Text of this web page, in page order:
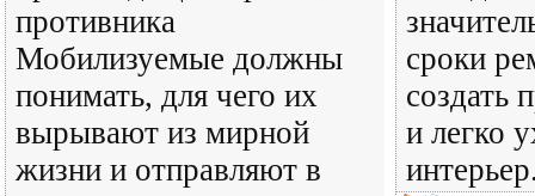
противника
Мобилизуемые должны
понимать, для чего их
вырывают из мирной
жизни и отправляют в
сроки
создать
и легко